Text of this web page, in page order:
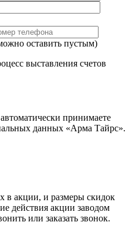
оставить пустым)
выставления счетов
принимаете
данных «Арма Тайрс».
в акции, и размеры скидок
действия акции заводом
или заказать звонок.